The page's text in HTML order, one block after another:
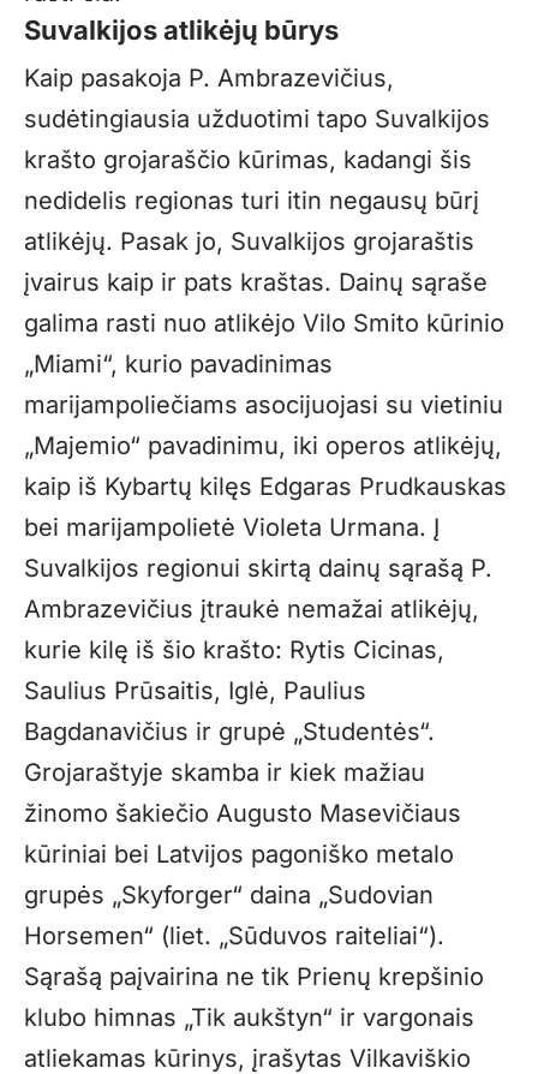
Suvalkijos atlikėjų būrys
Kaip pasakoja P. Ambrazevičius,
sudėtingiausia užduotimi tapo Suvalkijos
krašto grojaraščio kūrimas, kadangi šis
nedidelis regionas turi itin negausų būrį
atlikėjų. Pasak jo, Suvalkijos grojaraštis
įvairus kaip ir pats kraštas. Dainų sąraše
galima rasti nuo atlikėjo Vilo Smito kūrinio
„Miami“, kurio pavadinimas
marijampoliečiams asocijuojasi su vietiniu
„Majemio“ pavadinimu, iki operos atlikėjų,
kaip iš Kybartų kilęs Edgaras Prudkauskas
bei marijampolietė Violeta Urmana. Į
Suvalkijos regionui skirtą dainų sąrašą P.
Ambrazevičius įtraukė nemažai atlikėjų,
kurie kilę iš šio krašto: Rytis Cicinas,
Saulius Prūsaitis, Iglė, Paulius
Bagdanavičius ir grupė „Studentės“.
Grojaraštyje skamba ir kiek mažiau
žinomo šakiečio Augusto Masevičiaus
kūriniai bei Latvijos pagoniško metalo
grupės „Skyforger“ daina „Sudovian
Horsemen“ (liet. „Sūduvos raiteliai“).
Sąrašą paįvairina ne tik Prienų krepšinio
klubo himnas „Tik aukštyn“ ir vargonais
atliekamas kūrinys, įrašytas Vilkaviškio